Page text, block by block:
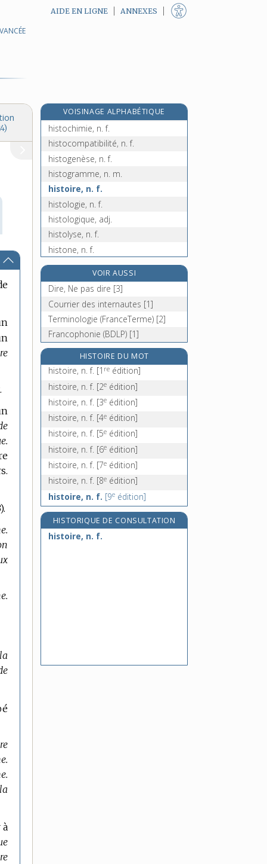
AIDE EN LIGNE ANNEXES
à
VOISINAGE ALPHABÉTIQUE
histiodromie, n. f.[4eédition]
histochimie, n. f.
histocompatibilité, n. f.
histogenèse, n. f.
histogramme, n. m.
histoire, n. f.
histologie, n. f.
histologique, adj.
histolyse, n. f.
histone, n. f.
historial, -ale, adj.
historicisme, n. m.
historicité, n. f.
historien, -enne, n.
historier, v. tr.
VOIR AUSSI
Dire, Ne pas dire [3]
Courrier des internautes [1]
Terminologie (FranceTerme) [2]
Francophonie (BDLP) [1]
HISTOIRE DU MOT
histoire, n. f. [1 re édition]
histoire, n. f. [2e édition]
histoire, n. f. [3e édition]
histoire, n. f. [4e édition]
histoire, n. f. [5e édition]
histoire, n. f. [6e édition]
histoire, n. f. [7e édition]
histoire, n. f. [8e édition]
histoire, n. f. [9e édition]
HISTORIQUE DE CONSULTATION
histoire, n. f.